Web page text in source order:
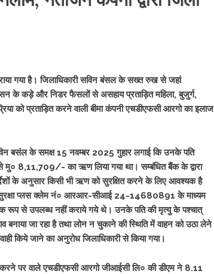
गया है। जिलाधिकारी सविन बंसल के सख्त रुख से जहां
के कड़े और निडर फैसलों से असहाय प्रताड़ित महिला, बुजुर्ग,
को प्रताड़ित करने वाली बीमा कंपनी एचडीएफसी आरगो का इलाज
सविन बसंल के समक्ष 15 नवम्बर 2025 गुहार लगाई कि उनके पति
मु० 8,11,709/- का ऋण लिया गया था। सम्बंधित बैंक के द्वारा
के अनुसार किसी भी ऋण को सुरक्षित करने के लिए आवश्यक है
प्लस क्लेम नं० आरआर-सीआई 24-14680891 के माध्यम
रूप से उपलब्ध नहीं कराये गये थे। उनके पति की मृत्यु के पश्चात्
जा रहा है तथा लोन न चुकाने की स्थिति में वाहन को उठा लेने
किये जाने का अनुरोध जिलाधिकारी से किया गया।
करने पर वाले एचडीएफसी आरगो जीआईसी लि० की डीएम ने 8.11